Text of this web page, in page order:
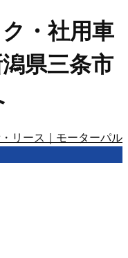
・社用車
県三条市